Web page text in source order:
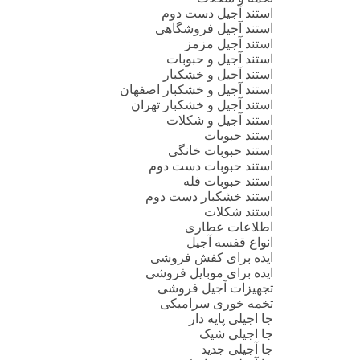
استند آجیل دست دوم
استند آجیل فروشگاهی
استند آجیل مزمز
استند آجیل و حبوبات
استند آجیل و خشکبار
استند آجیل و خشکبار اصفهان
استند آجیل و خشکبار تهران
استند آجیل و شکلات
استند حبوبات
استند حبوبات خانگی
استند حبوبات دست دوم
استند حبوبات فله
استند خشکبار دست دوم
استند شکلات
اطلاعات عطاری
انواع قفسه آجیل
ایده برای کفش فروشی
ایده برای موبایل فروشی
تجهیزات آجیل فروشی
تخمه خوری سرامیکی
جا اجیلی پایه دار
جا اجیلی شیک
جا آجیلی جدید